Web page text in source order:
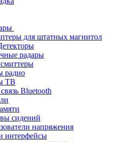
для штатных магнитол
радары
радио
ТВ
Bluetooth
сидений
напряжения
интерфейсы